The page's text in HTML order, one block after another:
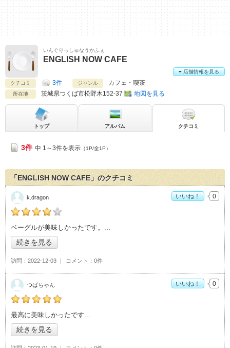
いんぐりっしゅなうかふぇ
ENGLISH NOW CAFE
クチコミ 3件 ジャンル カフェ・喫茶
所在地 茨城県つくば市松野木152-37 地図を見る
店舗情報を見る
トップ アルバム クチコミ
3件 中 1～3件を表示 （1P/全1P）
「ENGLISH NOW CAFE」のクチコミ
k.dragonの「ENGLISH NOW CAFE>」おすすめ度：
ベーグルが美味しかったです。
続きを見る
訪問 2022-12-03 コメント 0件
k.dragon いいね！ 0
つばちゃんの「ENGLISH NOW CAFE>」おすすめ度：
最高に美味しかったです
続きを見る
つばちゃん いいね！ 0